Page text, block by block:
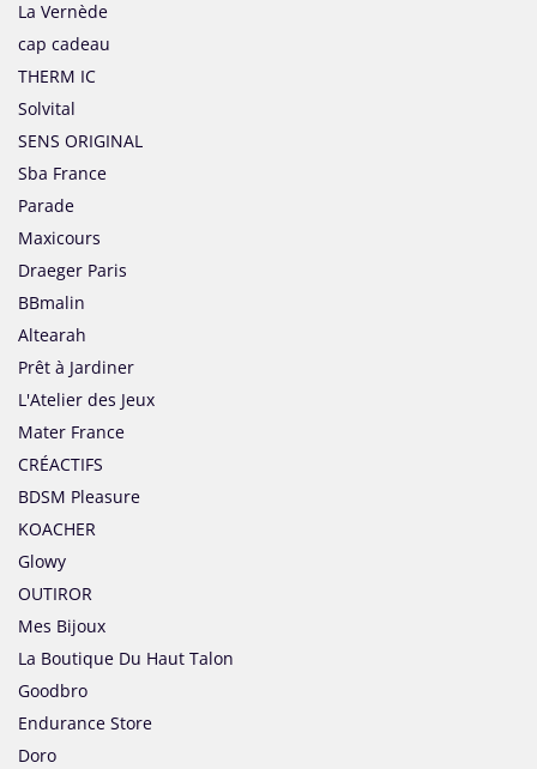
La Vernède
cap cadeau
THERM IC
Solvital
SENS ORIGINAL
Sba France
Parade
Maxicours
Draeger Paris
BBmalin
Altearah
Prêt à Jardiner
L'Atelier des Jeux
Mater France
CRÉACTIFS
BDSM Pleasure
KOACHER
Glowy
OUTIROR
Mes Bijoux
La Boutique Du Haut Talon
Goodbro
Endurance Store
Doro